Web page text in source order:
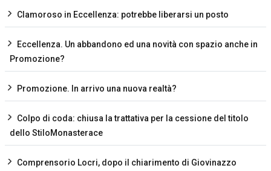
Clamoroso in Eccellenza: potrebbe liberarsi un posto
Eccellenza. Un abbandono ed una novità con spazio anche in
Promozione?
Promozione. In arrivo una nuova realtà?
Colpo di coda: chiusa la trattativa per la cessione del titolo
dello StiloMonasterace
Comprensorio Locri, dopo il chiarimento di Giovinazzo